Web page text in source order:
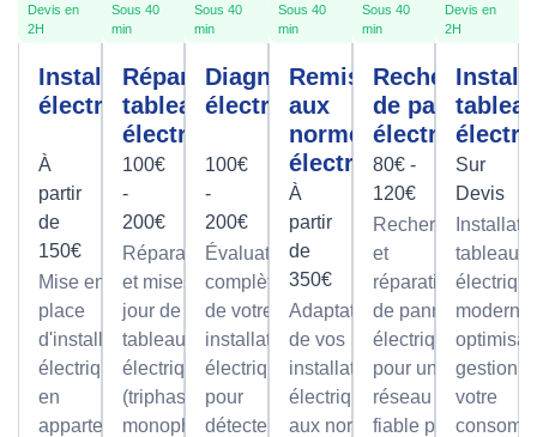
Devis en
2H
Installation
électrique
À
partir
de
150€
Mise en
place
d'installations
électriques
en
appartement
Sous 40
min
Réparation
tableau
électrique
100€
-
200€
Réparations
et mises à
jour de
tableaux
électriques
(triphasé ou
monophasé)
Sous 40
min
Diagnostic
électrique
100€
-
200€
Évaluation
complète
de votre
installation
électrique
pour
détecter
Sous 40
min
Remise
aux
normes
électrique
À
partir
de
350€
Adaptation
de vos
installations
électriques
aux normes
Sous 40
min
Recherche
de panne
électrique
80€ -
120€
Recherche
et
réparation
de pannes
électriques
pour un
réseau
fiable par
Devis en
2H
Sur
Devis
tableaux
gestion
votre